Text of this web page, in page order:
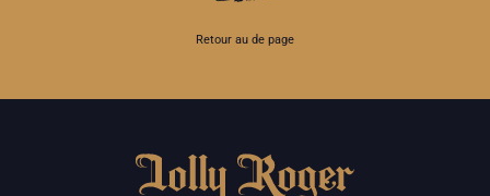
Retour au de page